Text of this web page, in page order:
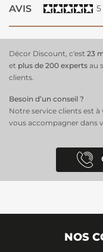
AVIS 5
Décor Discount, c'est 23
et plus de 200 experts au
clients.
Besoin d’un conseil ?
Notre service clients est
vous accompagner dans
NOS